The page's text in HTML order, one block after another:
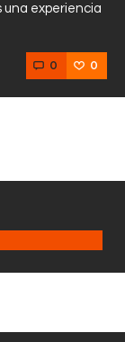
una experiencia
0 0